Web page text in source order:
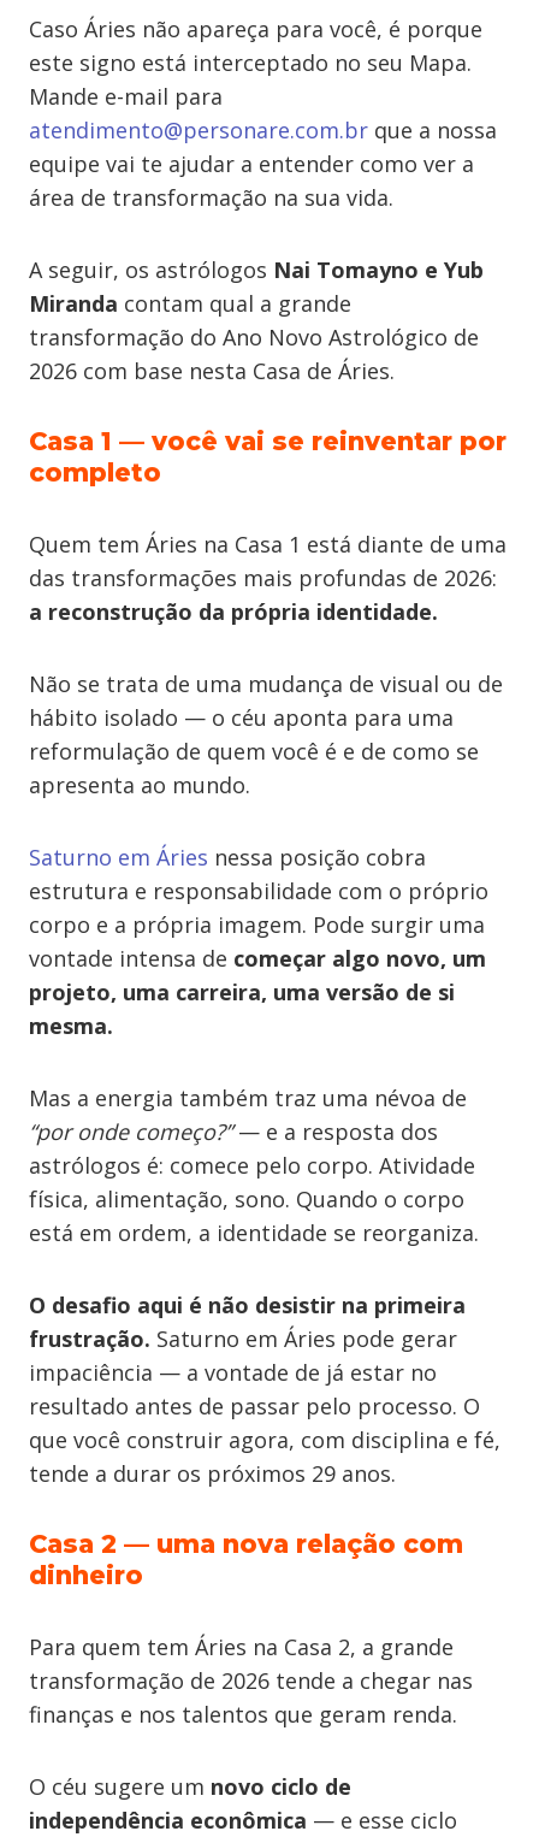
Caso Áries não apareça para você, é porque
este signo está interceptado no seu Mapa.
Mande e-mail para
atendimento@personare.com.br que a nossa
equipe vai te ajudar a entender como ver a
área de transformação na sua vida.
A seguir, os astrólogos Nai Tomayno e Yub
Miranda contam qual a grande
transformação do Ano Novo Astrológico de
2026 com base nesta Casa de Áries.
Casa 1 — você vai se reinventar por
completo
Quem tem Áries na Casa 1 está diante de uma
das transformações mais profundas de 2026:
a reconstrução da própria identidade.
Não se trata de uma mudança de visual ou de
hábito isolado — o céu aponta para uma
reformulação de quem você é e de como se
apresenta ao mundo.
Saturno em Áries nessa posição cobra
estrutura e responsabilidade com o próprio
corpo e a própria imagem. Pode surgir uma
vontade intensa de começar algo novo, um
projeto, uma carreira, uma versão de si
mesma.
Mas a energia também traz uma névoa de
“por onde começo?”— e a resposta dos
astrólogos é: comece pelo corpo. Atividade
física, alimentação, sono. Quando o corpo
está em ordem, a identidade se reorganiza.
O desafio aqui é não desistir na primeira
frustração. Saturno em Áries pode gerar
impaciência — a vontade de já estar no
resultado antes de passar pelo processo. O
que você construir agora, com disciplina e fé,
tende a durar os próximos 29 anos.
Casa 2 — uma nova relação com
dinheiro
Para quem tem Áries na Casa 2, a grande
transformação de 2026 tende a chegar nas
finanças e nos talentos que geram renda.
O céu sugere um novo ciclo de
independência econômica — e esse ciclo